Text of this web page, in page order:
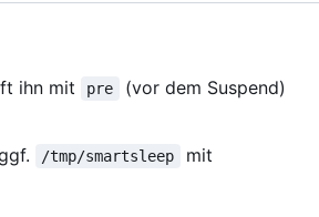
ihn mit pre
(vor dem Suspend)
/tmp/smartsleep
mit